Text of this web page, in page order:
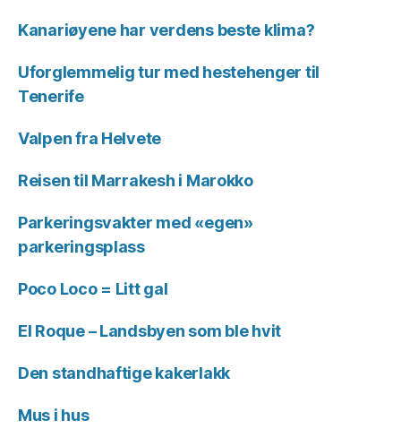
Kanariøyene har verdens beste klima?
Uforglemmelig tur med hestehenger til
Tenerife
Valpen fra Helvete
Reisen til Marrakesh i Marokko
Parkeringsvakter med «egen»
parkeringsplass
Poco Loco = Litt gal
El Roque – Landsbyen som ble hvit
Den standhaftige kakerlakk
Mus i hus